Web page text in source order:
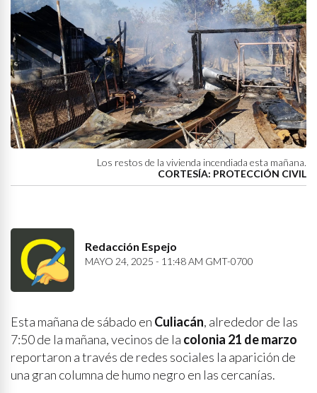
Los restos de la vivienda incendiada esta mañana.
CORTESÍA: PROTECCIÓN CIVIL
Redacción Espejo
MAYO 24, 2025 - 11:48 AM GMT-0700
Esta mañana de sábado en Culiacán, alrededor de las
7:50 de la mañana, vecinos de la colonia 21 de marzo
reportaron a través de redes sociales la aparición de
una gran columna de humo negro en las cercanías.